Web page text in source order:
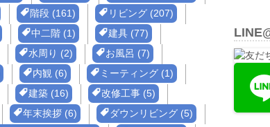
階段 (161)
リビング (207)
中二階 (1)
建具 (77)
水周り (2)
お風呂 (7)
内観 (6)
ミーティング (1)
建築 (16)
改修工事 (5)
年末挨拶 (6)
ダウンリビング (5)